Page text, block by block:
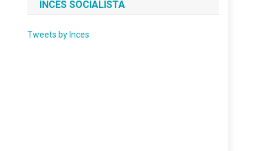
INCES SOCIALISTA
Tweets by Inces